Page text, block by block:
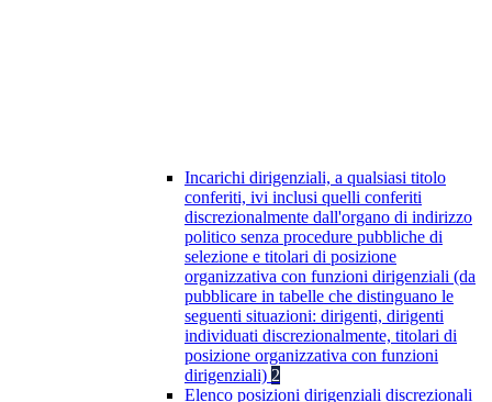
Incarichi dirigenziali, a qualsiasi titolo
conferiti, ivi inclusi quelli conferiti
discrezionalmente dall'organo di indirizzo
politico senza procedure pubbliche di
selezione e titolari di posizione
organizzativa con funzioni dirigenziali (da
pubblicare in tabelle che distinguano le
seguenti situazioni: dirigenti, dirigenti
individuati discrezionalmente, titolari di
posizione organizzativa con funzioni
dirigenziali) 2
Elenco posizioni dirigenziali discrezionali